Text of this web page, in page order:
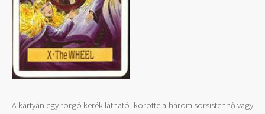
A kártyán egy forgó kerék látható, körötte a három sorsistennő vagy